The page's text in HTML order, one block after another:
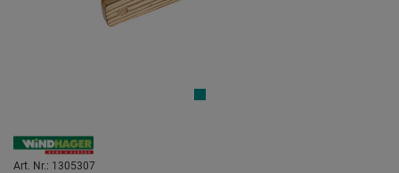
Art. Nr.: 1305307